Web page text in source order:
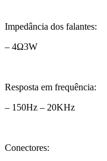
Impedância dos falantes:
– 4Ω3W
Resposta em frequência:
– 150Hz – 20KHz
Conectores: